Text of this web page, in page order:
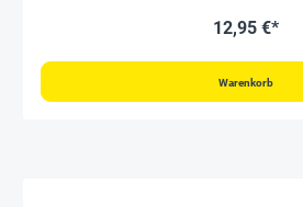
12,95 €*
Warenkorb